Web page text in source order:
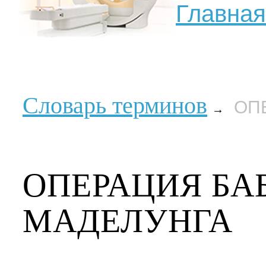
Главная
Словарь терминов →
ОПЕРАЦИЯ
МАДЕЛУНГА